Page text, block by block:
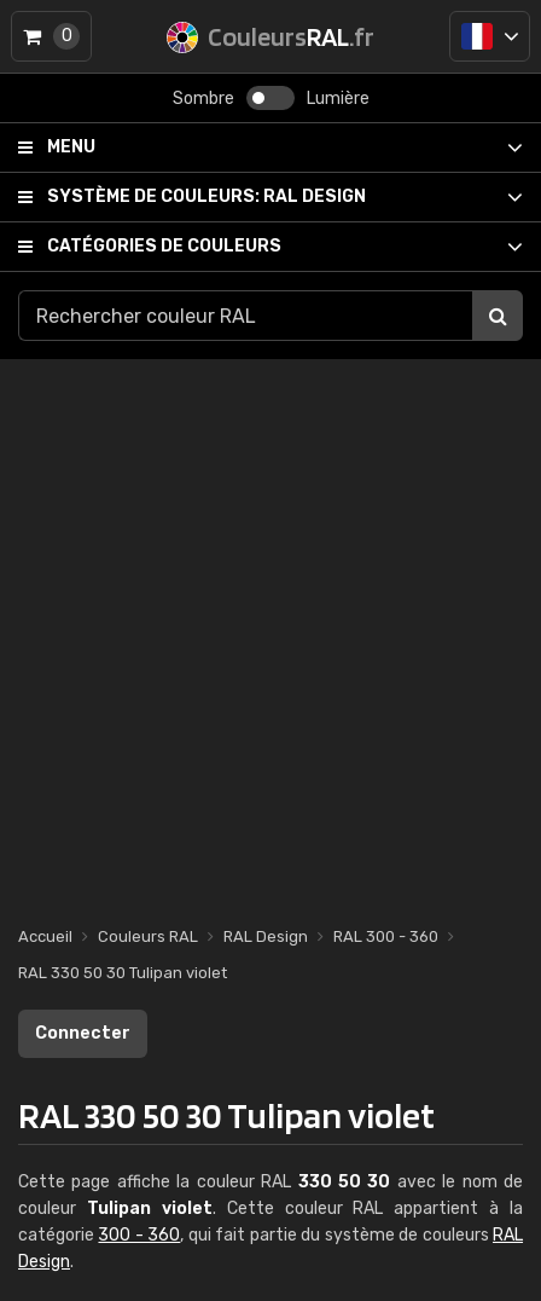
CouleursRAL.fr
Sombre Lumière
MENU
SYSTÈME DE COULEURS: RAL DESIGN
CATÉGORIES DE COULEURS
0
Accueil Couleurs RAL RAL Design
RAL 300 - 360
RAL 330 50 30 Tulipan violet
Connecter
RAL 330 50 30 Tulipan violet
Cette page affiche la couleur RAL 330 50 30 avec le nom de
couleur Tulipan violet. Cette couleur RAL appartient à la
catégorie 300 - 360, qui fait partie du système de couleurs RAL
Design.